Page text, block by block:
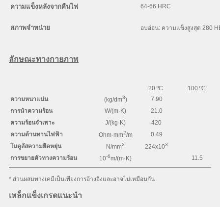
ความแข็งหลังจากคืนไฟ 64-66 HRC
สภาพจำหน่าย อบอ่อน: ความแข็งสูงสุด 280
ลักษณะทางกายภาพ
20 ºC
100 ºC
ความหนาแน่น
(kg/dm3)
7.90
การนำความร้อน
W/(m·K)
21.0
ความร้อนจำเพาะ
J/(kg·K)
420
ความต้านทานไฟฟ้า
Ohm·mm2/m
0.49
โมดูลัสความยืดหยุ่น
N/mm2 224x103
การขยายตัวทางความร้อน 10-6m/(m·K) 11.5
* ส่วนผสมทางเคมีเป็นเพียงการอ้างอิงและอาจไม่เหมือนกัน
เหล็กแข็งเกรดแนะนำ